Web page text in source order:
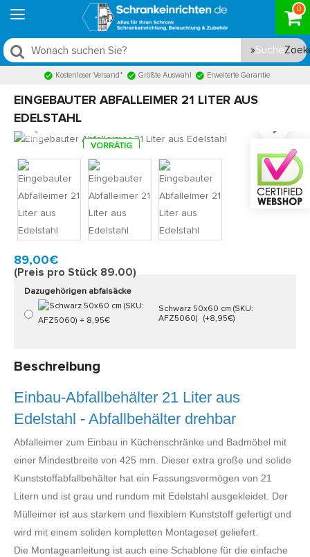
0
Suche
Kostenloser Versand* Größte Auswahl Erweiterte Garantie
EINGEBAUTER ABFALLEIMER 21 LITER AUS
EDELSTAHL
VORRÄTIG
Schnell zu Hause, 2 bis 3 Werktagen
89,00€
(Preis pro Stück 89.00)
Dazugehörigen abfalsäcke
Schwarz 50x60 cm (SKU:
AFZ5060)
(+8,95€)
Beschreibung
Einbau-Abfallbehälter 21 Liter aus
Edelstahl - Abfallbehälter drehbar
Abfalleimer zum Einbau in Küchenschränke und Badmöbel mit
einer Mindestbreite von 425 mm. Dieser extra große und solide
Kunststoffabfallbehälter hat ein Fassungsvermögen von 21
Litern und ist grau und rundum mit Edelstahl ausgekleidet. Der
Mülleimer ist aus starkem und flexiblem Kunststoff gefertigt und
wird mit einem soliden kompletten Montageset geliefert.
Die Montageanleitung ist auch eine Schablone für die einfache